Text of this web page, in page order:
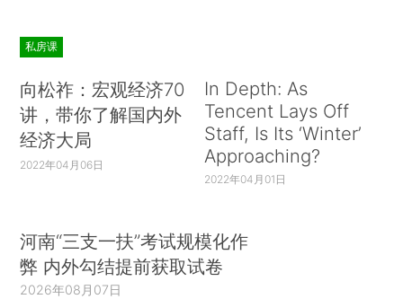
私房课
向松祚：宏观经济70
讲，带你了解国内外
经济大局
2022年04月06日
In Depth: As
Tencent Lays Off
Staff, Is Its ‘Winter’
Approaching?
2022年04月01日
河南“三支一扶”考试规模化作
弊 内外勾结提前获取试卷
2026年08月07日